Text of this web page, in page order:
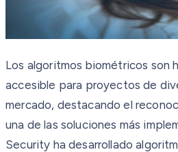
Los algoritmos biométricos son
accesible para proyectos de
mercado, destacando el
una de las soluciones más
Security ha desarrollado